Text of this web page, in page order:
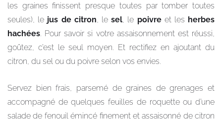
les graines finissent presque toutes par tomber toutes
seules), le jus de citron , lesel , le poivreet les herbes
hachées . Pour savoir si votre assaisonnement est réussi,
goûtez, c’est le seul moyen. Et rectifiez en ajoutant du
citron, du sel ou du poivre selon vos envies.
Servez bien frais, parsemé de graines de grenages et
accompagné de quelques feuilles de roquette ou d’une
salade de fenouil émincé finement et assaisonné de citron